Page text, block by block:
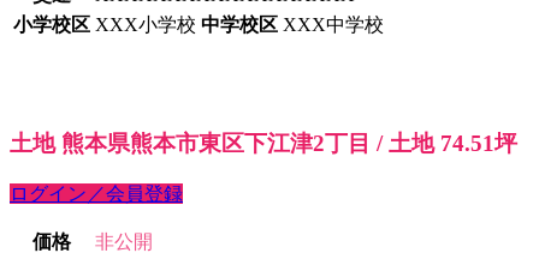
小学校区 XXX小学校 中学校区 XXX中学校
土地 熊本県熊本市東区下江津2丁目 / 土地 74.51坪
ログイン／会員登録
価格
非公開